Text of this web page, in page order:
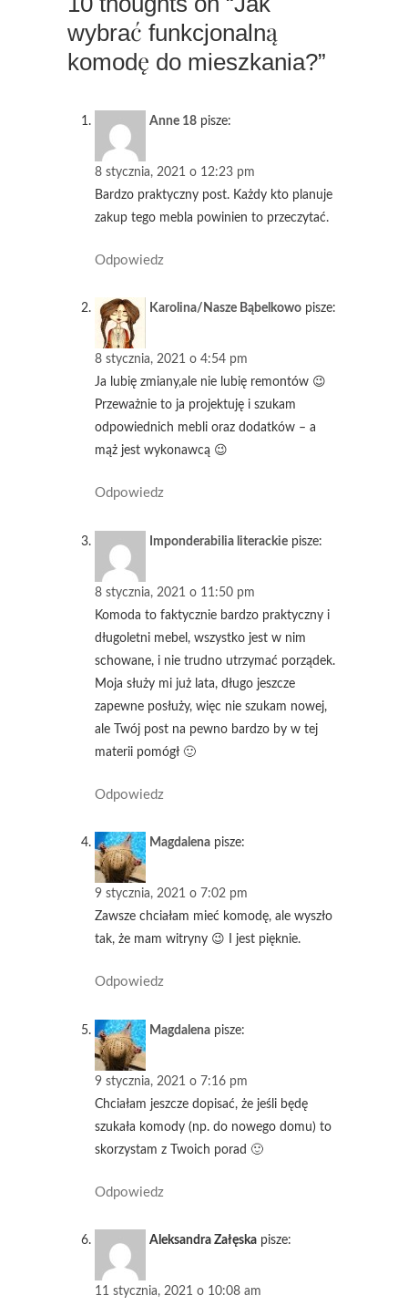
wybrać funkcjonalną
komodę do mieszkania?”
Anne 18 pisze:
8 stycznia, 2021 o 12:23 pm
Bardzo praktyczny post. Każdy kto planuje
zakup tego mebla powinien to przeczytać.
Odpowiedz
Karolina/Nasze Bąbelkowo pisze:
8 stycznia, 2021 o 4:54 pm
Ja lubię zmiany,ale nie lubię remontów 😉
Przeważnie to ja projektuję i szukam
odpowiednich mebli oraz dodatków – a
mąż jest wykonawcą 😉
Odpowiedz
Imponderabilia literackie pisze:
8 stycznia, 2021 o 11:50 pm
Komoda to faktycznie bardzo praktyczny i
długoletni mebel, wszystko jest w nim
schowane, i nie trudno utrzymać porządek.
Moja służy mi już lata, długo jeszcze
zapewne posłuży, więc nie szukam nowej,
ale Twój post na pewno bardzo by w tej
materii pomógł 🙂
Odpowiedz
Magdalena pisze:
9 stycznia, 2021 o 7:02 pm
Zawsze chciałam mieć komodę, ale wyszło
tak, że mam witryny 😉 I jest pięknie.
Odpowiedz
Magdalena pisze:
9 stycznia, 2021 o 7:16 pm
Chciałam jeszcze dopisać, że jeśli będę
szukała komody (np. do nowego domu) to
skorzystam z Twoich porad 🙂
Odpowiedz
Aleksandra Załęska pisze:
11 stycznia, 2021 o 10:08 am